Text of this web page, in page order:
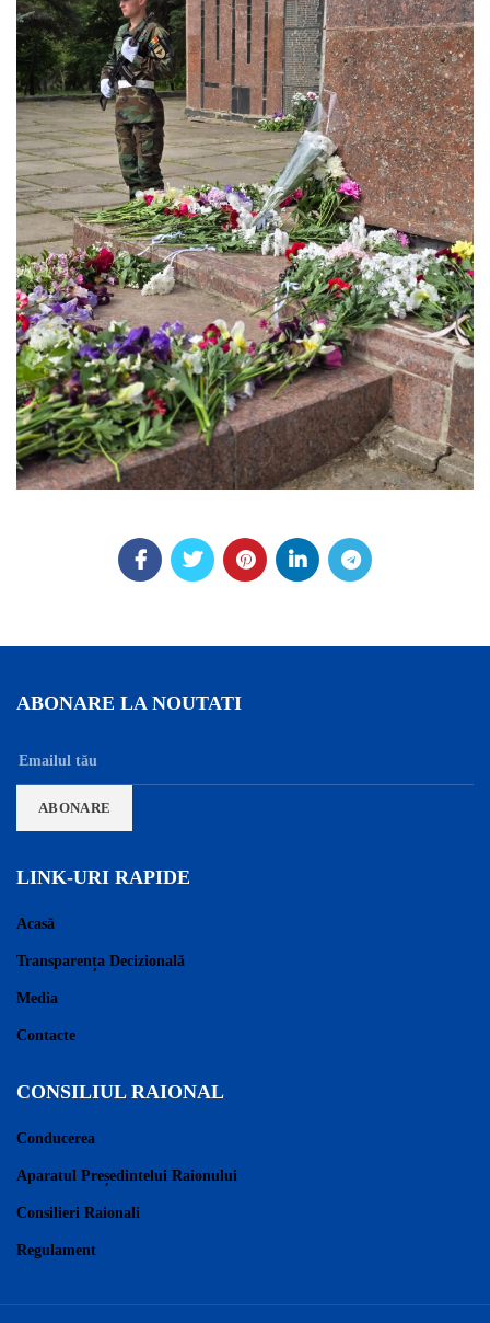
ABONARE LA NOUTATI
LINK-URI RAPIDE
Acasă
Transparența Decizională
Media
Contacte
CONSILIUL RAIONAL
Conducerea
Aparatul Președintelui Raionului
Consilieri Raionali
Regulament